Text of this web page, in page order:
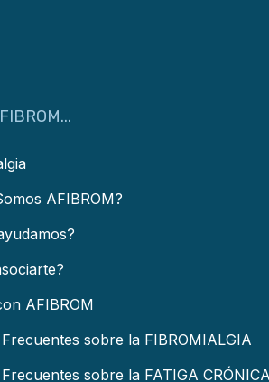
AFIBROM?
AFIBROM
sobre la FIBROMIALGIA
sobre la FATIGA CRÓNICA